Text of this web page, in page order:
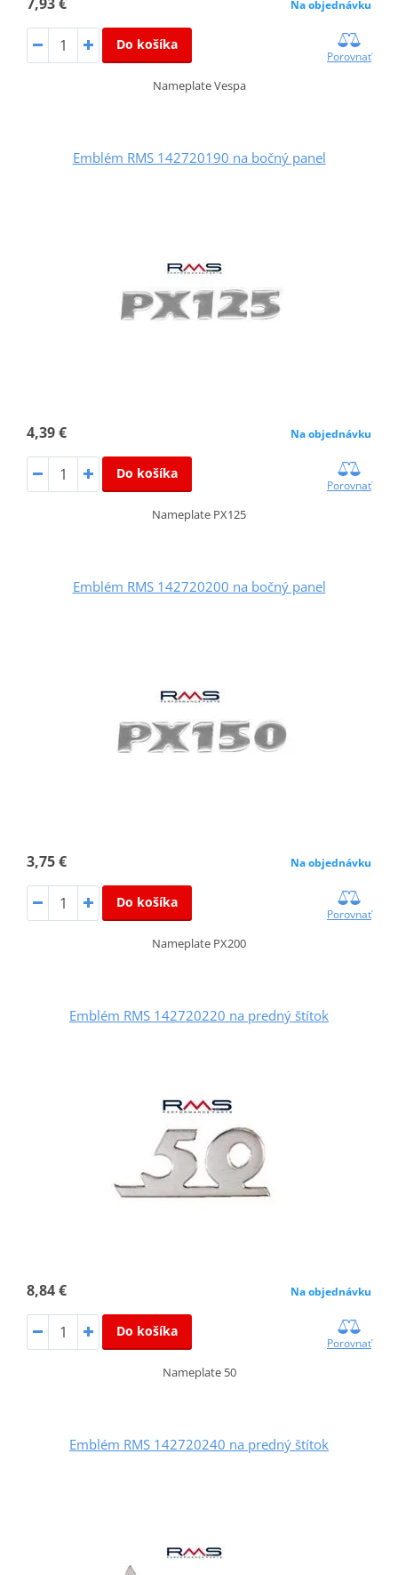
Na objednávku
Do košíka
Porovnať
Nameplate Vespa
Emblém RMS 142720190 na bočný panel
4,39 € Na objednávku
Do košíka
Porovnať
Nameplate PX125
Emblém RMS 142720200 na bočný panel
3,75 € Na objednávku
Do košíka
Porovnať
Nameplate PX200
Emblém RMS 142720220 na predný štítok
8,84 € Na objednávku
Do košíka
Porovnať
Nameplate 50
Emblém RMS 142720240 na predný štítok